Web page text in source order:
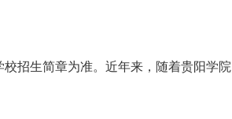
招生简章为准。近年来，随着贵阳学院